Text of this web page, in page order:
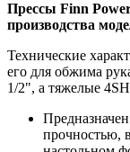
Прессы Finn
производства
Технические
его для обжима
1/2", а тяжелые
прочностью,